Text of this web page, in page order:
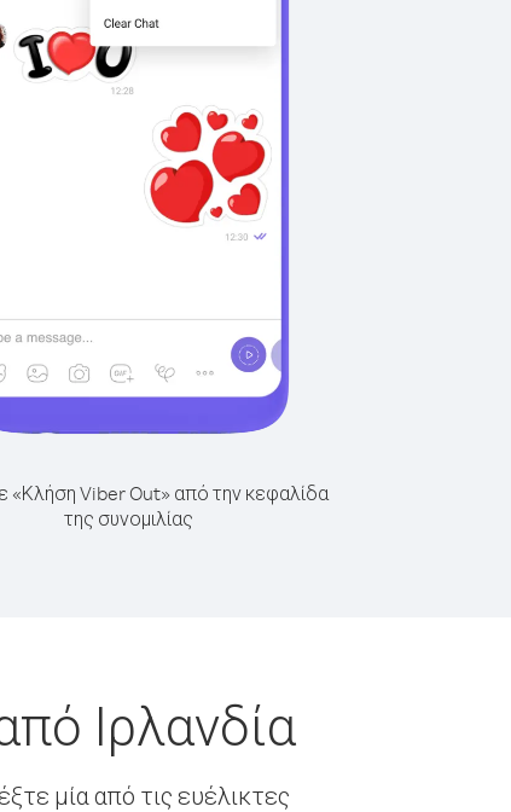
«Κλήση Viber Out» από την κεφαλίδα
της συνομιλίας
Ιρλανδία
μία από τις ευέλικτες